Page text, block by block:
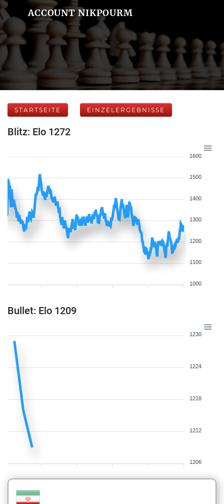
ACCOUNT NIKPOURM
STARTSEITE EINZELERGEBNISSE
Blitz: Elo 1272
1600
1500
1400
1300
1200
1100
1000
Bullet: Elo 1209
1230
1224
1218
1212
1206